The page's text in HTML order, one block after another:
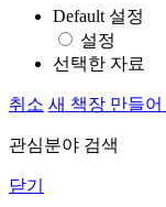
Default 설정
설정
선택한 자료
취소 새 책장 만들어
관심분야 검색
닫기